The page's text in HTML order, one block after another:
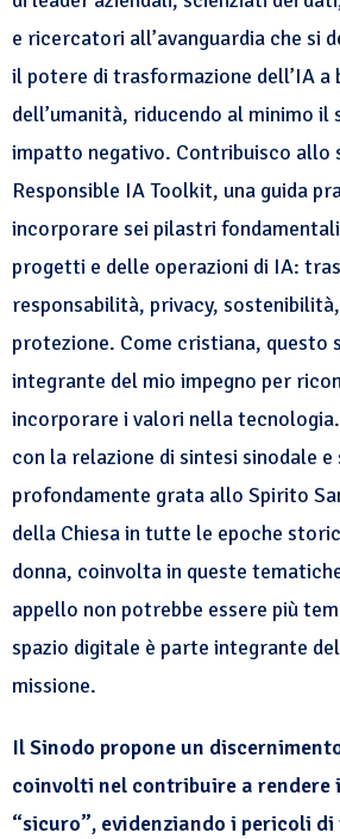
e ricercatori all’avanguardia che si
il potere di trasformazione dell’IA a
dell’umanità, riducendo al minimo il
impatto negativo. Contribuisco allo
Responsible IA Toolkit, una guida
incorporare sei pilastri
progetti e delle operazioni di IA:
responsabilità, privacy,
protezione. Come cristiana, questo
integrante del mio impegno per
incorporare i valori nella
con la relazione di sintesi sinodale e
profondamente grata allo Spirito
della Chiesa in tutte le epoche
donna, coinvolta in queste
appello non potrebbe essere più
spazio digitale è parte integrante
missione.
Il Sinodo propone un
coinvolti nel contribuire a rendere
“sicuro”, evidenziando i pericoli